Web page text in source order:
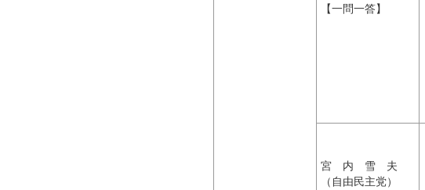
【一問一答】
宮 内 雪 夫
（自由民主党）